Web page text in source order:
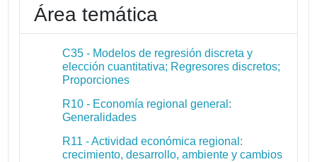
Área temática
C35 - Modelos de regresión discreta y
elección cuantitativa; Regresores discretos;
Proporciones
R10 - Economía regional general:
Generalidades
R11 - Actividad económica regional:
crecimiento, desarrollo, ambiente y cambios